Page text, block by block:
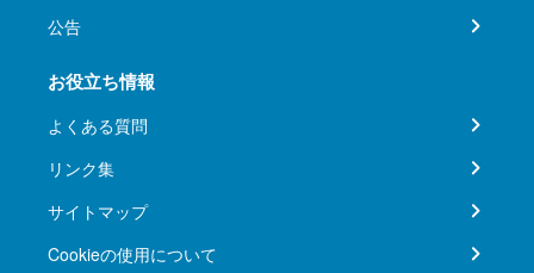
公告
お役立ち情報
よくある質問
リンク集
サイトマップ
Cookieの使用について